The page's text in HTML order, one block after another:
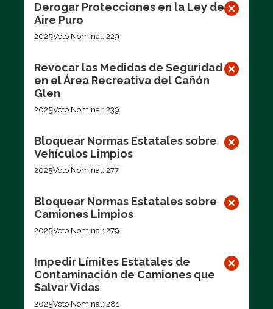
Derogar Protecciones en la Ley de
Aire Puro
2025Voto Nominal: 229
Revocar las Medidas de Seguridad
en el Área Recreativa del Cañón
Glen
2025Voto Nominal: 239
Bloquear Normas Estatales sobre
Vehículos Limpios
2025Voto Nominal: 277
Bloquear Normas Estatales sobre
Camiones Limpios
2025Voto Nominal: 279
Impedir Límites Estatales de
Contaminación de Camiones que
Salvar Vidas
2025Voto Nominal: 281